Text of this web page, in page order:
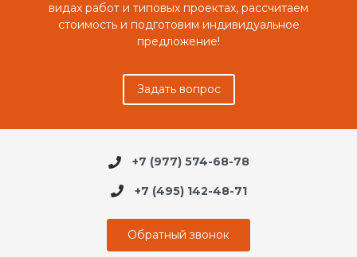
видах работ и типовых проектах, рассчитаем
стоимость и подготовим индивидуальное
предложение!
Задать вопрос
+7 (977) 574-68-78
+7 (495) 142-48-71
Обратный звонок